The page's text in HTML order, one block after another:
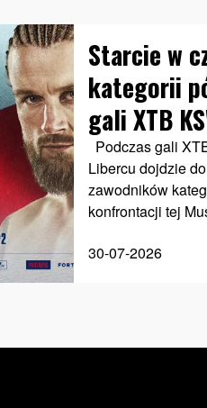
Starcie w
kategorii
gali XTB
Podczas gali
Libercu dojdzie
zawodników
konfrontacji tej
30-07-2026